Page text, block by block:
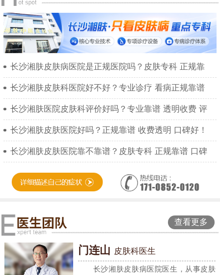
长沙湘肤皮肤病医院是正规医院吗？皮肤专科 正规靠
长沙湘肤皮肤科医院好不好？专业诊疗 看病正规靠谱
长沙湘肤医院皮肤科评价好吗？专业靠谱 透明收费 评
长沙湘肤皮肤医院好吗？正规靠谱 收费透明 口碑好！
长沙湘肤皮肤医院靠不靠谱？皮肤专科 正规靠谱 口碑
查看更多
门连山 皮肤科医生
长沙湘肤皮肤病医院医生，从事皮肤